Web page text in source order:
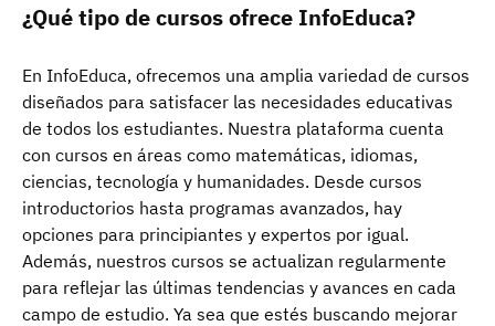
¿Qué tipo de cursos ofrece InfoEduca?
En InfoEduca, ofrecemos una amplia variedad de cursos
diseñados para satisfacer las necesidades educativas
de todos los estudiantes. Nuestra plataforma cuenta
con cursos en áreas como matemáticas, idiomas,
ciencias, tecnología y humanidades. Desde cursos
introductorios hasta programas avanzados, hay
opciones para principiantes y expertos por igual.
Además, nuestros cursos se actualizan regularmente
para reflejar las últimas tendencias y avances en cada
campo de estudio. Ya sea que estés buscando mejorar